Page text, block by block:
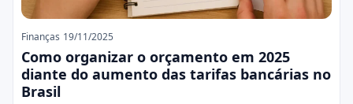
Finanças 19/11/2025
Como organizar o orçamento em 2025
diante do aumento das tarifas bancárias no
Brasil